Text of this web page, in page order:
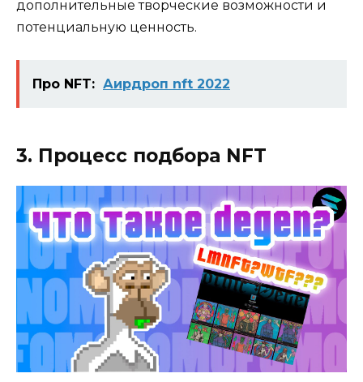
дополнительные творческие возможности и
потенциальную ценность.
Про NFT: Аирдроп nft 2022
3. Процесс подбора NFT